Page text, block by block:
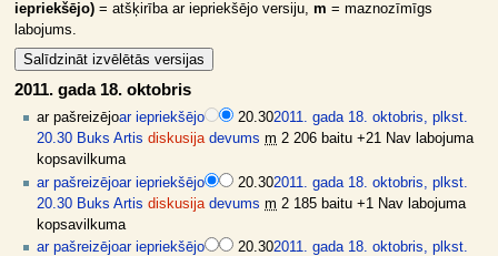
iepriekšējo)= atšķirība ar iepriekšējo versiju, m = maznozīmīgs
labojums.
2011. gada 18. oktobris
ar pašreizējoar iepriekšējo 20.302011. gada 18. oktobris, plkst.
20.30 Buks Artis diskusija devums m 2 206 baitu +21 Nav labojuma
kopsavilkuma
ar pašreizējoar iepriekšējo 20.302011. gada 18. oktobris, plkst.
20.30 Buks Artis diskusija devums m 2 185 baitu +1
Nav labojuma
kopsavilkuma
ar pašreizējoar iepriekšējo 20.302011. gada 18. oktobris, plkst.